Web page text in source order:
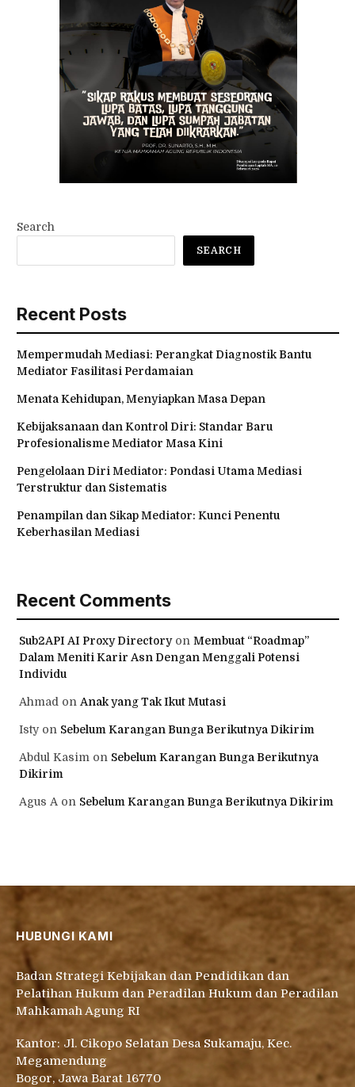
Search
SEARCH
Recent Posts
Mempermudah Mediasi: Perangkat Diagnostik Bantu
Mediator Fasilitasi Perdamaian
Menata Kehidupan, Menyiapkan Masa Depan
Kebijaksanaan dan Kontrol Diri: Standar Baru
Profesionalisme Mediator Masa Kini
Pengelolaan Diri Mediator: Pondasi Utama Mediasi
Terstruktur dan Sistematis
Penampilan dan Sikap Mediator: Kunci Penentu
Keberhasilan Mediasi
Recent Comments
Sub2API AI Proxy Directoryon Membuat “Roadmap”
Dalam Meniti Karir Asn Dengan Menggali Potensi
Individu
Ahmad on Anak yang Tak Ikut Mutasi
Istyon Sebelum Karangan Bunga Berikutnya Dikirim
Abdul Kasim on Sebelum Karangan Bunga Berikutnya
Dikirim
Agus A on Sebelum Karangan Bunga Berikutnya Dikirim
HUBUNGI KAMI
Badan Strategi Kebijakan dan Pendidikan dan
Pelatihan Hukum dan Peradilan Hukum dan Peradilan
Mahkamah Agung RI
Kantor: Jl. Cikopo Selatan Desa Sukamaju, Kec.
Megamendung
Bogor, Jawa Barat 16770